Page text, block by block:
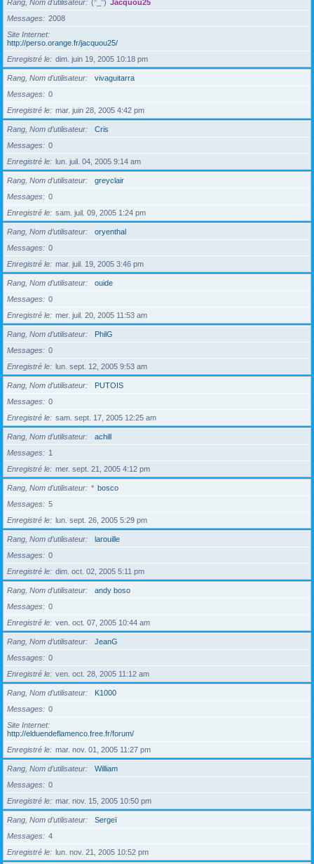
Rang, Nom d’utilisateur (°_°) Jacquou25
Messages
2008
Site Internet
http://perso.orange.fr/jacquou25/
Enregistré le
dim. juin 19, 2005 10:18 pm
Rang, Nom d’utilisateur
vivaguitarra
Messages
0
Enregistré le
mar. juin 28, 2005 4:42 pm
Rang, Nom d’utilisateur
Cris
Messages
0
Enregistré le
lun. juil. 04, 2005 9:14 am
Rang, Nom d’utilisateur
greyclair
Messages
0
Enregistré le
sam. juil. 09, 2005 1:24 pm
Rang, Nom d’utilisateur
oryenthal
Messages
0
Enregistré le
mar. juil. 19, 2005 3:46 pm
Rang, Nom d’utilisateur
ouide
Messages
0
Enregistré le
mer. juil. 20, 2005 11:53 am
Rang, Nom d’utilisateur
PhilG
Messages
0
Enregistré le
lun. sept. 12, 2005 9:53 am
Rang, Nom d’utilisateur
PUTOIS
Messages
0
Enregistré le
sam. sept. 17, 2005 12:25 am
Rang, Nom d’utilisateur
achill
Messages
1
Enregistré le
mer. sept. 21, 2005 4:12 pm
Rang, Nom d’utilisateur * bosco
Messages
5
Enregistré le
lun. sept. 26, 2005 5:29 pm
Rang, Nom d’utilisateur
larouille
Messages
0
Enregistré le
dim. oct. 02, 2005 5:11 pm
Rang, Nom d’utilisateur
andy boso
Messages
0
Enregistré le
ven. oct. 07, 2005 10:44 am
Rang, Nom d’utilisateur
JeanG
Messages
0
Enregistré le
ven. oct. 28, 2005 11:12 am
Rang, Nom d’utilisateur
K1000
Messages
0
Site Internet
http://elduendeflamenco.free.fr/forum/
Enregistré le
mar. nov. 01, 2005 11:27 pm
Rang, Nom d’utilisateur
William
Messages
0
Enregistré le
mar. nov. 15, 2005 10:50 pm
Rang, Nom d’utilisateur
Sergeï
Messages
4
Enregistré le
lun. nov. 21, 2005 10:52 pm